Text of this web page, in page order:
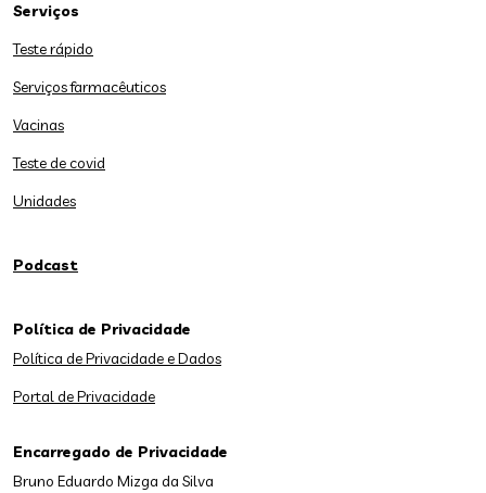
Serviços
Teste rápido
Serviços farmacêuticos
Vacinas
Teste de covid
Unidades
Podcast
Política de Privacidade
Política de Privacidade e Dados
Portal de Privacidade
Encarregado de Privacidade
Bruno Eduardo Mizga da Silva